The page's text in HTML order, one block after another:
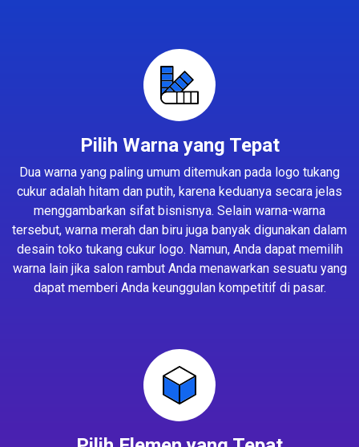
Pilih Warna yang Tepat
Dua warna yang paling umum ditemukan pada logo tukang
cukur adalah hitam dan putih, karena keduanya secara jelas
menggambarkan sifat bisnisnya. Selain warna-warna
tersebut, warna merah dan biru juga banyak digunakan dalam
desain toko tukang cukur logo. Namun, Anda dapat memilih
warna lain jika salon rambut Anda menawarkan sesuatu yang
dapat memberi Anda keunggulan kompetitif di pasar.